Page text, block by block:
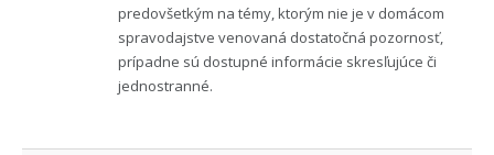
predovšetkým na témy, ktorým nie je v domácom
spravodajstve venovaná dostatočná pozornosť,
prípadne sú dostupné informácie skresľujúce či
jednostranné.